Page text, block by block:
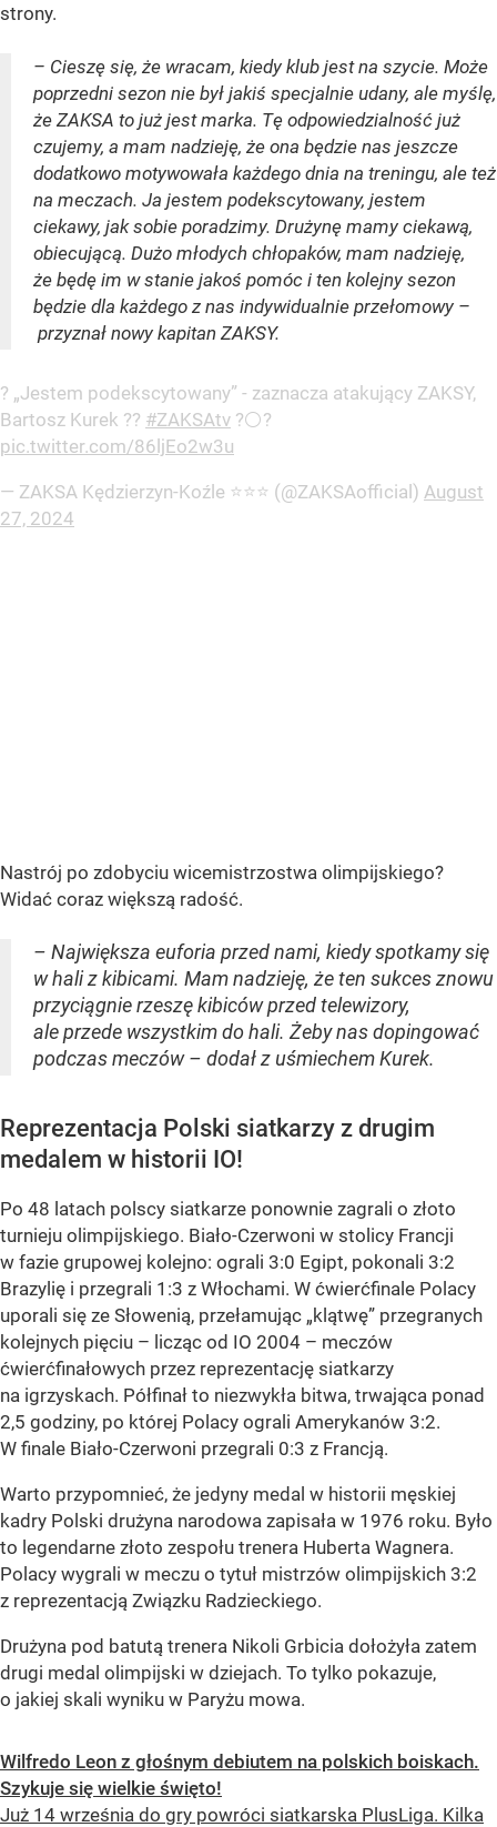
strony.
– Cieszę się, że wracam, kiedy klub jest na szycie. Może
poprzedni sezon nie był jakiś specjalnie udany, ale myślę,
że ZAKSA to już jest marka. Tę odpowiedzialność już
czujemy, a mam nadzieję, że ona będzie nas jeszcze
dodatkowo motywowała każdego dnia na treningu, ale też
na meczach. Ja jestem podekscytowany, jestem
ciekawy, jak sobie poradzimy. Drużynę mamy ciekawą,
obiecującą. Dużo młodych chłopaków, mam nadzieję,
że będę im w stanie jakoś pomóc i ten kolejny sezon
będzie dla każdego z nas indywidualnie przełomowy –
przyznał nowy kapitan ZAKSY.
?️ „Jestem podekscytowany” - zaznacza atakujący ZAKSY,
Bartosz Kurek ?️?️ #ZAKSAtv ?⚪️?
pic.twitter.com/86ljEo2w3u
— ZAKSA Kędzierzyn-Koźle ⭐️⭐️⭐️ (@ZAKSAofficial) August
27, 2024
Nastrój po zdobyciu wicemistrzostwa olimpijskiego?
Widać coraz większą radość.
– Największa euforia przed nami, kiedy spotkamy się
w hali z kibicami. Mam nadzieję, że ten sukces znowu
przyciągnie rzeszę kibiców przed telewizory,
ale przede wszystkim do hali. Żeby nas dopingować
podczas meczów – dodał z uśmiechem Kurek.
Reprezentacja Polski siatkarzy z drugim
medalem w historii IO!
Po 48 latach polscy siatkarze ponownie zagrali o złoto
turnieju olimpijskiego. Biało-Czerwoni w stolicy Francji
w fazie grupowej kolejno: ograli 3:0 Egipt, pokonali 3:2
Brazylię i przegrali 1:3 z Włochami. W ćwierćfinale Polacy
uporali się ze Słowenią, przełamując „klątwę” przegranych
kolejnych pięciu – licząc od IO 2004 – meczów
ćwierćfinałowych przez reprezentację siatkarzy
na igrzyskach. Półfinał to niezwykła bitwa, trwająca ponad
2,5 godziny, po której Polacy ograli Amerykanów 3:2.
W finale Biało-Czerwoni przegrali 0:3 z Francją.
Warto przypomnieć, że jedyny medal w historii męskiej
kadry Polski drużyna narodowa zapisała w 1976 roku. Było
to legendarne złoto zespołu trenera Huberta Wagnera.
Polacy wygrali w meczu o tytuł mistrzów olimpijskich 3:2
z reprezentacją Związku Radzieckiego.
Drużyna pod batutą trenera Nikoli Grbicia dołożyła zatem
drugi medal olimpijski w dziejach. To tylko pokazuje,
o jakiej skali wyniku w Paryżu mowa.
Wilfredo Leon z głośnym debiutem na polskich boiskach.
Szykuje się wielkie święto!
Już 14 września do gry powróci siatkarska PlusLiga. Kilka